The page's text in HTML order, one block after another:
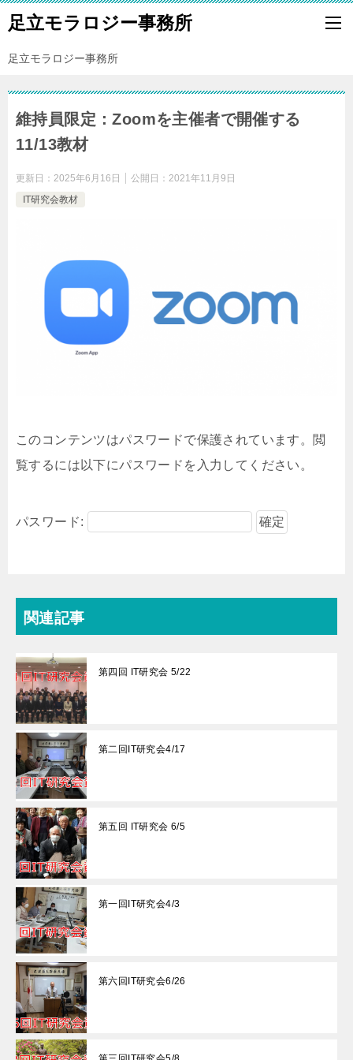
足立モラロジー事務所
足立モラロジー事務所
維持員限定：Zoomを主催者で開催する
11/13教材
更新日： 2025年6月16日 公開日： 2021年11月9日
IT研究会教材
このコンテンツはパスワードで保護されています。閲
覧するには以下にパスワードを入力してください。
パスワード:
関連記事
第四回 IT研究会 5/22
第二回IT研究会4/17
第五回 IT研究会 6/5
第一回IT研究会4/3
第六回IT研究会6/26